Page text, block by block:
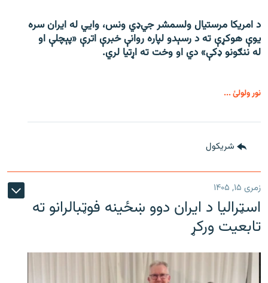
د امریکا مرستیال ولسمشر جي‌ډي ونس، وايي له ایران سره
یوې هوکړې ته د رسېدو لپاره روانې خبرې اترې «پېچلې او
له ننګونو ډکې» دي او وخت ته اړتیا لري.
نور ولولئ ...
شريکول
زمری ۱۵, ۱۴۰۵
اسټرالیا د ایران دوو ښځینه فوټبالرانو ته
تابعیت ورکړ